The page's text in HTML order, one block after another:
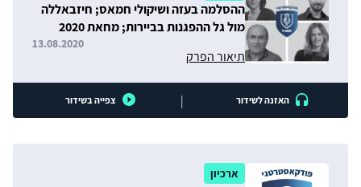
ההסלמה בעזה ושיקולי חמאס; חיזבאללה
מול גל ההפגנות בביירות; מחאת 2020
תיאור הפרק
13.08.2020
האזנה לשידור | צפייה בשידור
ארכיון